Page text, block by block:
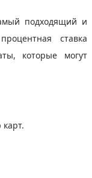
подходящий и
ставка
которые могут